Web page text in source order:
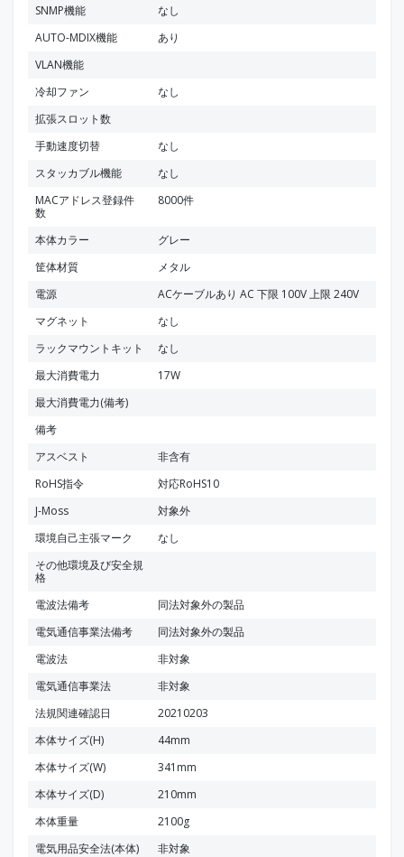
SNMP機能
なし
AUTO-MDIX機能
あり
VLAN機能
冷却ファン
なし
拡張スロット数
手動速度切替
なし
スタッカブル機能
なし
MACアドレス登録件
数
8000件
本体カラー
グレー
筐体材質
メタル
電源
ACケーブルあり AC 下限 100V 上限 240V
マグネット
なし
ラックマウントキット
なし
最大消費電力
17W
最大消費電力(備考)
備考
アスベスト
非含有
RoHS指令
対応RoHS10
J-Moss
対象外
環境自己主張マーク
なし
その他環境及び安全規
格
電波法備考
同法対象外の製品
電気通信事業法備考
同法対象外の製品
電波法
非対象
電気通信事業法
非対象
法規関連確認日
20210203
本体サイズ(H)
44mm
本体サイズ(W)
341mm
本体サイズ(D)
210mm
本体重量
2100g
電気用品安全法(本体)
非対象